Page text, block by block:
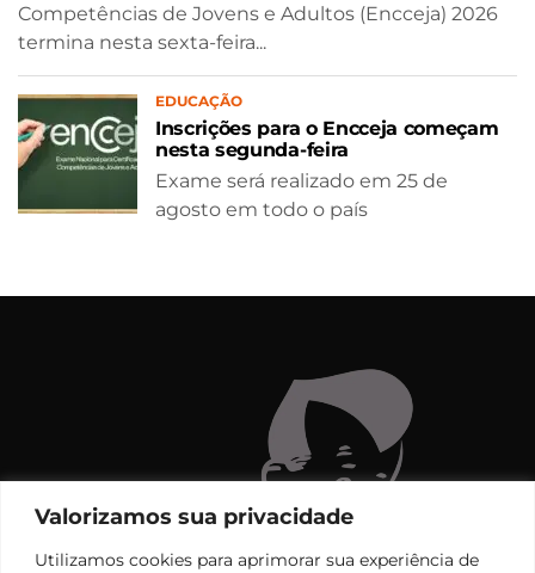
Valorizamos sua privacidade
Utilizamos cookies para aprimorar sua experiência de
Competências de Jovens e Adultos (Encceja) 2026
termina nesta sexta-feira...
EDUCAÇÃO
Inscrições para o Encceja começam
nesta segunda-feira
Exame será realizado em 25 de
agosto em todo o país